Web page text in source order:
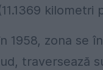
kilometri
1958, zona se
traversează